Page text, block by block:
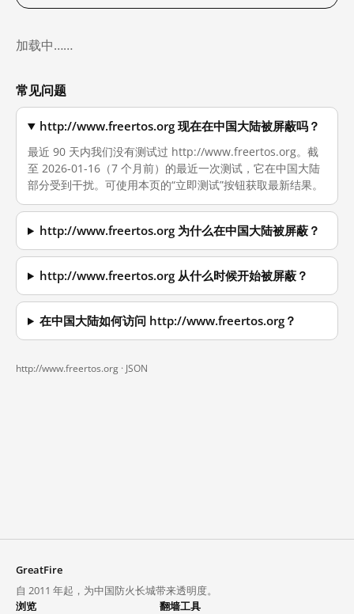
加载中……
常见问题
http://www.freertos.org 现在在中国大陆被屏蔽吗？
最近 90 天内我们没有测试过 http://www.freertos.org。截
至 2026-01-16（7 个月前）的最近一次测试，它在中国大陆
部分受到干扰。可使用本页的“立即测试”按钮获取最新结果。
http://www.freertos.org 为什么在中国大陆被屏蔽？
http://www.freertos.org 从什么时候开始被屏蔽？
在中国大陆如何访问 http://www.freertos.org？
http://www.freertos.org · JSON
GreatFire
自 2011 年起，为中国防火长城带来透明度。
浏览
翻墙工具